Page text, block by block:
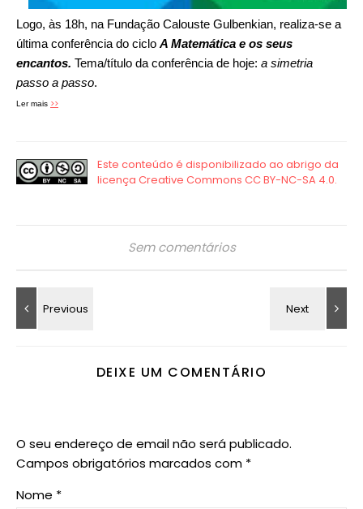
Logo, às 18h, na Fundação Calouste Gulbenkian, realiza-se a
última conferência do ciclo A Matemática e os seus
encantos. Tema/título da conferência de hoje: a simetria
passo a passo.
Ler mais >>
Sem comentários
DEIXE UM COMENTÁRIO
O seu endereço de email não será publicado.
Campos obrigatórios marcados com *
Nome *